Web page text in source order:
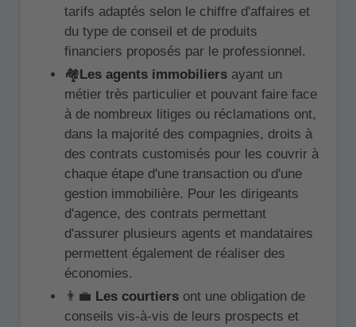
tarifs adaptés selon le chiffre d'affaires et
du type de conseil et de produits
financiers proposés par le professionnel.
🏘️ Les agents immobiliersayant un
métier très particulier et pouvant faire face
à de nombreux litiges ou réclamations ont,
dans la majorité des compagnies, droits à
des contrats customisés pour les couvrir à
chaque étape d'une transaction ou d'une
gestion immobilière. Pour les dirigeants
d'agence, des contrats permettant
d'assurer plusieurs agents et mandataires
permettent également de réaliser des
économies.
👨‍💼 Les courtiersont une obligation de
conseils vis-à-vis de leurs prospects et